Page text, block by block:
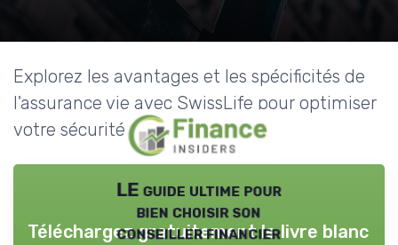
Explorez les avantages et les spécificités de
l'assurance vie avec SwissLife pour optimiser
votre sécurité financière.
LE guide ultime pour
bien choisir son
conseiller financier
Téléchargez gratuitement le livre blanc